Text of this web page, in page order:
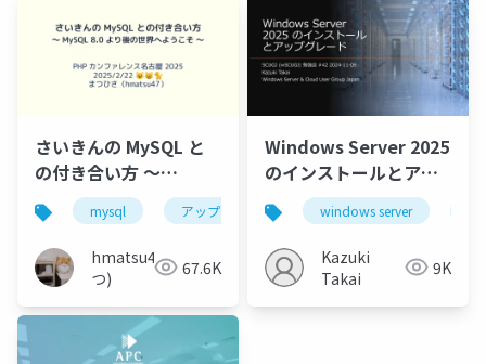
さいきんの MySQL と
の付き合い方 〜
MySQL 8.0 より後の世
界へようこそ 〜
mysql アップグレード 移行 リリースモ
hmatsu47(ま
つ)
67.6K
Windows Server 2025
のインストールとアッ
プグレードwindows server
Kazuki
Takai
9K